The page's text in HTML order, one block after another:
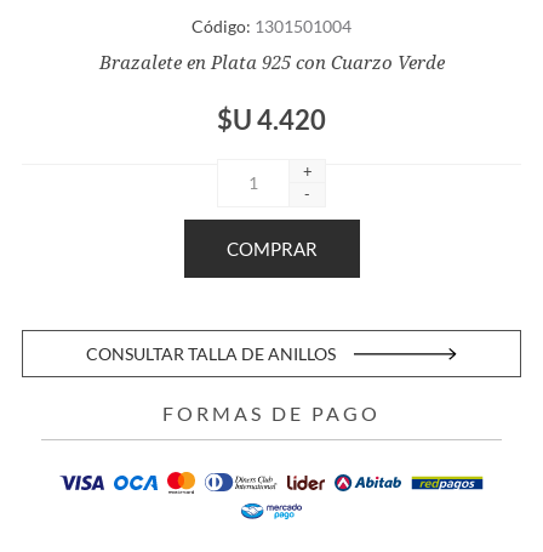
Código: 1301501004
Brazalete en Plata 925 con Cuarzo Verde
$U 4.420
+
-
CONSULTAR TALLA DE ANILLOS
FORMAS DE PAGO